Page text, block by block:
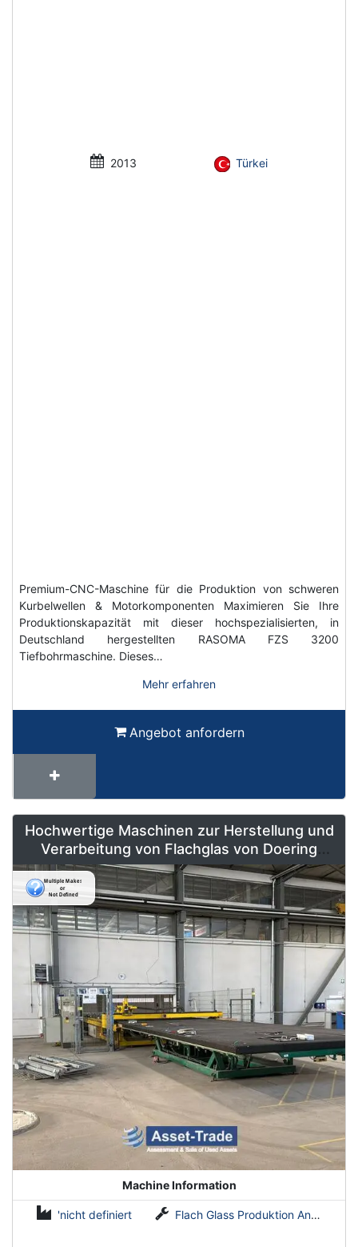
2013 Türkei
Premium-CNC-Maschine für die Produktion von schweren
Kurbelwellen & Motorkomponenten Maximieren Sie Ihre
Produktionskapazität mit dieser hochspezialisierten, in
Deutschland hergestellten RASOMA FZS 3200
Tiefbohrmaschine. Dieses…
Mehr erfahren
Angebot anfordern
Hochwertige Maschinen zur Herstellung und
Verarbeitung von Flachglas von Doering
Radeburg – Weltweit erhältlich
Machine Information
'nicht definiert Flach Glass Produktion Anlagen